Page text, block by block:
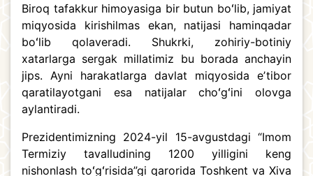
Biroq tafakkur himoyasiga bir butun boʻlib, jamiyat
miqyosida kirishilmas ekan, natijasi haminqadar
boʻlib qolaveradi. Shukrki, zohiriy-botiniy
xatarlarga sergak millatimiz bu borada anchayin
jips. Ayni harakatlarga davlat miqyosida eʼtibor
qaratilayotgani esa natijalar choʻgʻini olovga
aylantiradi.
Prezidentimizning 2024-yil 15-avgustdagi “Imom
Termiziy tavalludining 1200 yilligini keng
nishonlash toʻgʻrisida”gi qarorida Toshkent va Xiva